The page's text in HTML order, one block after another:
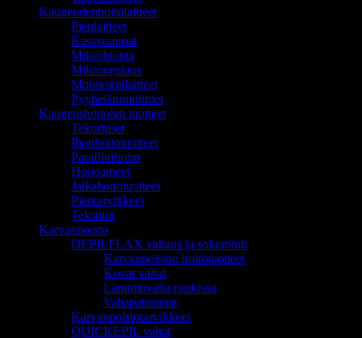
Kauneudenhoitolaitteet
Pienlaitteet
Kasvosaunat
Mikrohionta
Mikroneulaus
Monitoimilaitteet
Pyyhelämmittimet
Kauneushoitolan tuotteet
Tekoripset
Ihonhoitotuotteet
Parafiinihoito
Hoitoaineet
Jalkahoitotuotteet
Pientarvikkeet
Tekstiilit
Karvanpoisto
DEPILFLAX vahaus ja sokerointi
Karvanpoiston hoitotuotteet
Kovat vahat
Lämminvaha purkissa
Vahapatruunat
Karvanpoistotarvikkeet
QUICKEPIL vahat